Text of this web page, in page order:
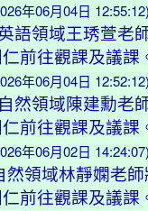
年06月04日 12:55:12)
語領域王琇萱老
前往觀課及議課
年06月04日 12:52:12)
然領域陳建勳老
前往觀課及議課
年06月02日 14:24:07)
然領域林靜嫻老
前往觀課及議課